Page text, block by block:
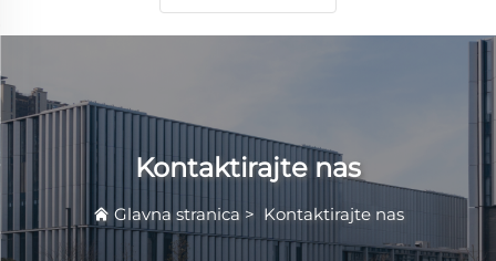
Kontaktirajte nas
Glavna stranica > Kontaktirajte nas